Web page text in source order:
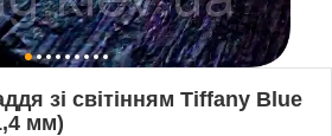
зі світінням Tiffany Blue
мм)